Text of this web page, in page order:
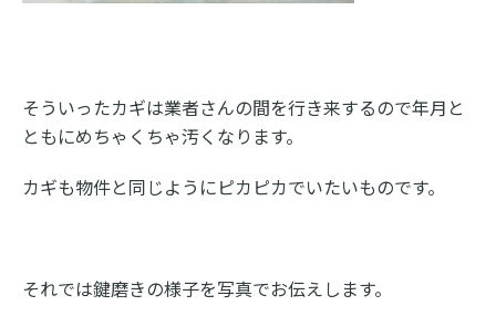
そういったカギは業者さんの間を行き来するので年月と
ともにめちゃくちゃ汚くなります。
カギも物件と同じようにピカピカでいたいものです。
それでは鍵磨きの様子を写真でお伝えします。